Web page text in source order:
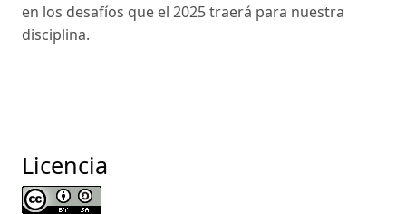
en los desafíos que el 2025 traerá para nuestra
disciplina.
Licencia